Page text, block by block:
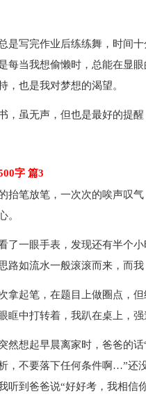
是写完作业后练练舞，时间
每当我想偷懒时，总能在显
，也是我对梦想的渴望。
，虽无声，但也是最好的提
字 篇3
抬笔放笔，一次次的唉声叹
。
了一眼手表，发现还有半个
路如流水一般滚滚而来，而我
拿起笔，在题目上做圈点，
眶中打转着，我趴在桌上，强
然想起早晨离家时，爸爸的
，不要落下任何条件啊…”还
听到爸爸说“好好考，我相信